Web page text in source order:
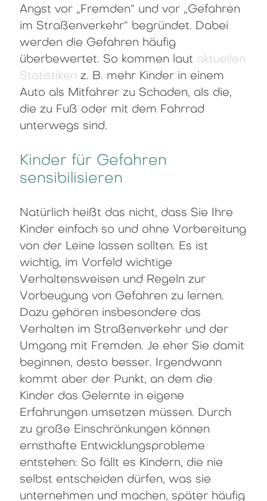
Angst vor „Fremden“ und vor „Gefahren
im Straßenverkehr“ begründet. Dabei
werden die Gefahren häufig
überbewertet. So kommen laut aktuellen
Statistiken z. B. mehr Kinder in einem
Auto als Mitfahrer zu Schaden, als die,
die zu Fuß oder mit dem Fahrrad
unterwegs sind.
Kinder für Gefahren
sensibilisieren
Natürlich heißt das nicht, dass Sie Ihre
Kinder einfach so und ohne Vorbereitung
von der Leine lassen sollten. Es ist
wichtig, im Vorfeld wichtige
Verhaltensweisen und Regeln zur
Vorbeugung von Gefahren zu lernen.
Dazu gehören insbesondere das
Verhalten im Straßenverkehr und der
Umgang mit Fremden. Je eher Sie damit
beginnen, desto besser. Irgendwann
kommt aber der Punkt, an dem die
Kinder das Gelernte in eigene
Erfahrungen umsetzen müssen. Durch
zu große Einschränkungen können
ernsthafte Entwicklungsprobleme
entstehen: So fällt es Kindern, die nie
selbst entscheiden dürfen, was sie
unternehmen und machen, später häufig